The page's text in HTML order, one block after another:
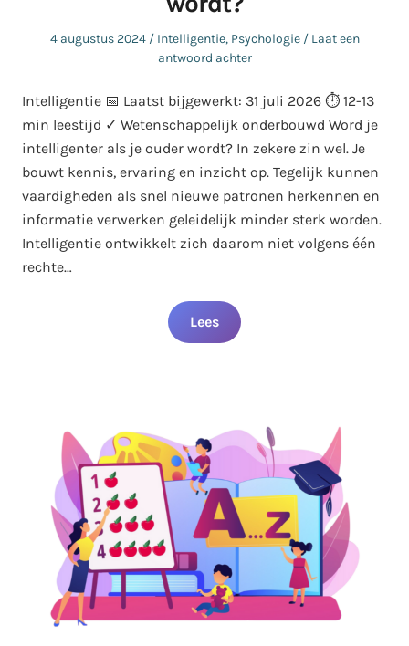
Geplaatst
4 augustus 2024
Geplaatst
in
Intelligentie, Psychologie
Laat een
antwoord achter
Intelligentie 📅 Laatst bijgewerkt: 31 juli 2026 ⏱️ 12-13
min leestijd ✓ Wetenschappelijk onderbouwd Word je
intelligenter als je ouder wordt? In zekere zin wel. Je
bouwt kennis, ervaring en inzicht op. Tegelijk kunnen
vaardigheden als snel nieuwe patronen herkennen en
informatie verwerken geleidelijk minder sterk worden.
Intelligentie ontwikkelt zich daarom niet volgens één
rechte…
Lees